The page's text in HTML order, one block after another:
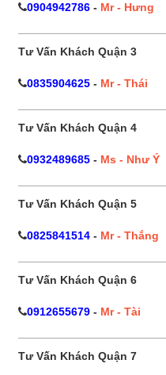
0904942786 - Mr - Hưng
Tư Vấn Khách Quận 3
0835904625 - Mr - Thái
Tư Vấn Khách Quận 4
0932489685 - Ms - Như Ý
Tư Vấn Khách Quận 5
0825841514 - Mr - Thắng
Tư Vấn Khách Quận 6
0912655679 - Mr - Tài
Tư Vấn Khách Quận 7